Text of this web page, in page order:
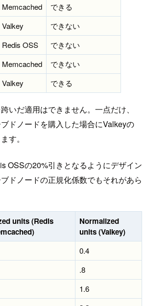
Memcached
できる
Valkey
できない
Redis OSS
できない
Memcached
できない
Valkey できる
いだ適用はできません。一点だけ、
ドノードを購入した場合にValkeyの
す。
OSSの20%引きとなるようにデザイン
ドノードの正規化係数でもそれがあら
units (Redis
Normalized
units (Valkey)
0.4
.8
1.6